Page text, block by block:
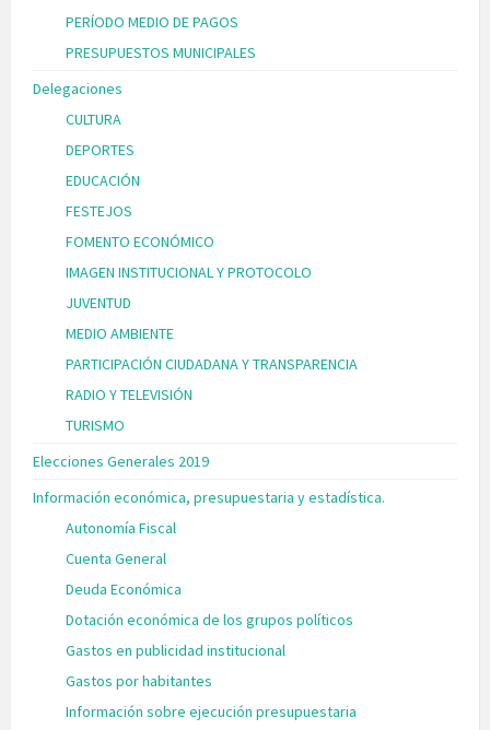
PERÍODO MEDIO DE PAGOS
PRESUPUESTOS MUNICIPALES
Delegaciones
CULTURA
DEPORTES
EDUCACIÓN
FESTEJOS
FOMENTO ECONÓMICO
IMAGEN INSTITUCIONAL Y PROTOCOLO
JUVENTUD
MEDIO AMBIENTE
PARTICIPACIÓN CIUDADANA Y TRANSPARENCIA
RADIO Y TELEVISIÓN
TURISMO
Elecciones Generales 2019
Información económica, presupuestaria y estadística.
Autonomía Fiscal
Cuenta General
Deuda Económica
Dotación económica de los grupos políticos
Gastos en publicidad institucional
Gastos por habitantes
Información sobre ejecución presupuestaria